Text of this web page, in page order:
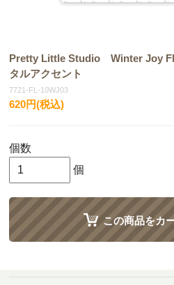
Pretty Little Studio Winter Joy
タルアクセント
7721-FL-10WJ03
620円(税込)
個数
個
この商品をカ